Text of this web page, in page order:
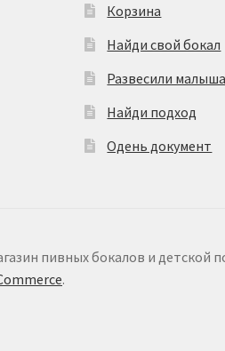
Корзина
Найди свой бокал
Развесили малыша
Найди подход
Одень документ
пивных бокалов и детской
.